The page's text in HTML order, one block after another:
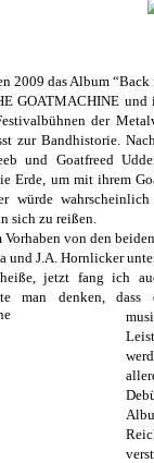
2009 das Album “Back
GOATMACHINE und
der
zur Bandhistorie.
und Goatfreed
Erde, um mit ihrem
würde
sich zu reißen.
von den
und J.A. Hornlicker
jetzt fang ich
man denken, dass